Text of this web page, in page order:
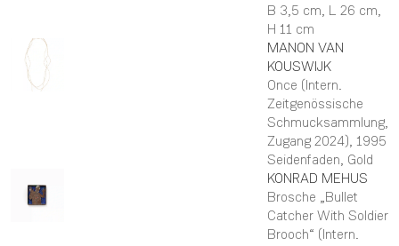
B 3,5 cm, L 26 cm,
H 11 cm
MANON VAN
KOUSWIJK
Once (Intern.
Zeitgenössische
Schmucksammlung,
Zugang 2024), 1995
Seidenfaden, Gold
KONRAD MEHUS
Brosche „Bullet
Catcher With Soldier
Brooch“ (Intern.